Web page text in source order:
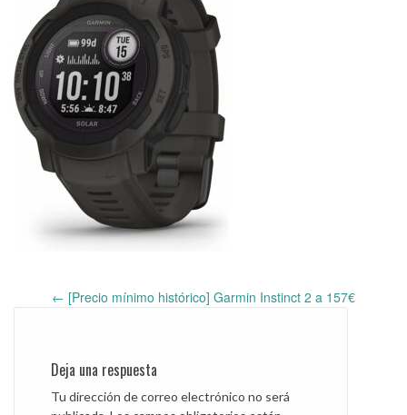
Post
← [Precio mínimo histórico] Garmin Instinct 2 a 157€
Deja una respuesta
Tu dirección de correo electrónico no será